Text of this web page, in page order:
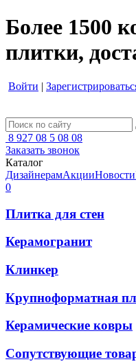
Более 1500
плитки,
Войти |
8 927 08 5 08 08
Заказать звонок
Каталог
ДизайнерамАкцииНовости
0
Плитка для стен
Керамогранит
Клинкер
Крупноформатная
Керамические ковры
Сопутствующие